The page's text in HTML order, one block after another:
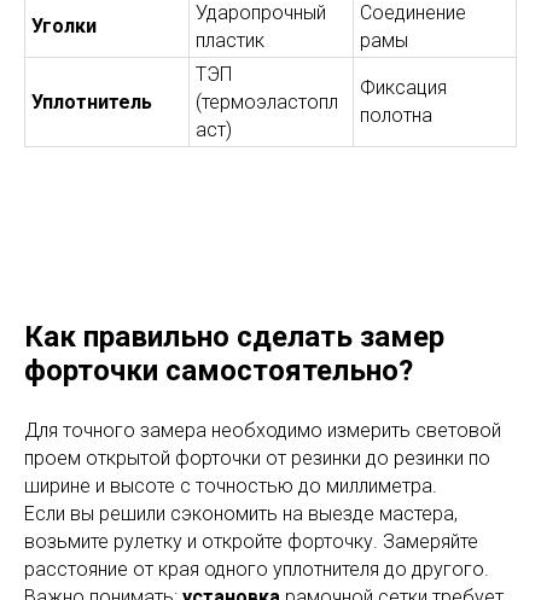
Уголки
Ударопрочный
пластик
Соединение
рамы
Уплотнитель
ТЭП
(термоэластопл
аст)
Фиксация
полотна
Как правильно сделать замер
форточки самостоятельно?
Для точного замера необходимо измерить световой
проем открытой форточки от резинки до резинки по
ширине и высоте с точностью до миллиметра.
Если вы решили сэкономить на выезде мастера,
возьмите рулетку и откройте форточку. Замеряйте
расстояние от края одного уплотнителя до другого.